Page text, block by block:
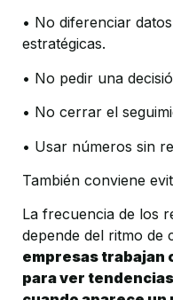
• No diferenciar
estratégicas.
• No pedir una
• No cerrar el
• Usar números sin
También conviene
La frecuencia de los
depende del ritmo de
empresas
para ver